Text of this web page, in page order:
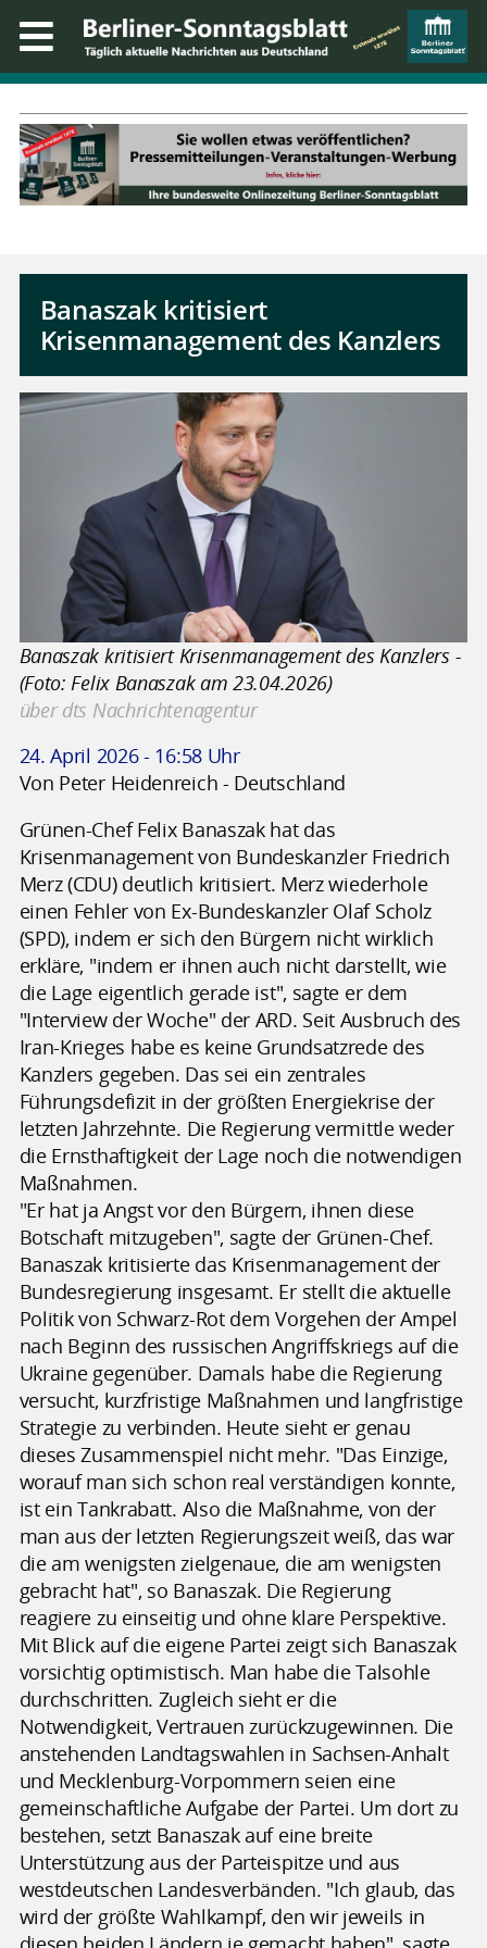
Banaszak kritisiert
Krisenmanagement des Kanzlers
Banaszak kritisiert Krisenmanagement des Kanzlers -
(Foto: Felix Banaszak am 23.04.2026)
über dts Nachrichtenagentur
24. April 2026 - 16:58 Uhr
Von Peter Heidenreich - Deutschland
Grünen-Chef Felix Banaszak hat das
Krisenmanagement von Bundeskanzler Friedrich
Merz (CDU) deutlich kritisiert. Merz wiederhole
einen Fehler von Ex-Bundeskanzler Olaf Scholz
(SPD), indem er sich den Bürgern nicht wirklich
erkläre, "indem er ihnen auch nicht darstellt, wie
die Lage eigentlich gerade ist", sagte er dem
"Interview der Woche" der ARD. Seit Ausbruch des
Iran-Krieges habe es keine Grundsatzrede des
Kanzlers gegeben. Das sei ein zentrales
Führungsdefizit in der größten Energiekrise der
letzten Jahrzehnte. Die Regierung vermittle weder
die Ernsthaftigkeit der Lage noch die notwendigen
Maßnahmen.
"Er hat ja Angst vor den Bürgern, ihnen diese
Botschaft mitzugeben", sagte der Grünen-Chef.
Banaszak kritisierte das Krisenmanagement der
Bundesregierung insgesamt. Er stellt die aktuelle
Politik von Schwarz-Rot dem Vorgehen der Ampel
nach Beginn des russischen Angriffskriegs auf die
Ukraine gegenüber. Damals habe die Regierung
versucht, kurzfristige Maßnahmen und langfristige
Strategie zu verbinden. Heute sieht er genau
dieses Zusammenspiel nicht mehr. "Das Einzige,
worauf man sich schon real verständigen konnte,
ist ein Tankrabatt. Also die Maßnahme, von der
man aus der letzten Regierungszeit weiß, das war
die am wenigsten zielgenaue, die am wenigsten
gebracht hat", so Banaszak. Die Regierung
reagiere zu einseitig und ohne klare Perspektive.
Mit Blick auf die eigene Partei zeigt sich Banaszak
vorsichtig optimistisch. Man habe die Talsohle
durchschritten. Zugleich sieht er die
Notwendigkeit, Vertrauen zurückzugewinnen. Die
anstehenden Landtagswahlen in Sachsen-Anhalt
und Mecklenburg-Vorpommern seien eine
gemeinschaftliche Aufgabe der Partei. Um dort zu
bestehen, setzt Banaszak auf eine breite
Unterstützung aus der Parteispitze und aus
westdeutschen Landesverbänden. "Ich glaub, das
wird der größte Wahlkampf, den wir jeweils in